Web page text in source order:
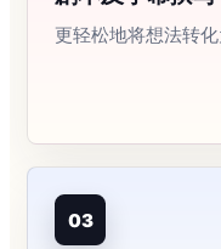
更轻松地将想法转
03